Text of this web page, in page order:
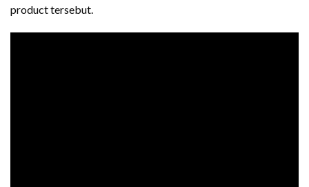
product tersebut.